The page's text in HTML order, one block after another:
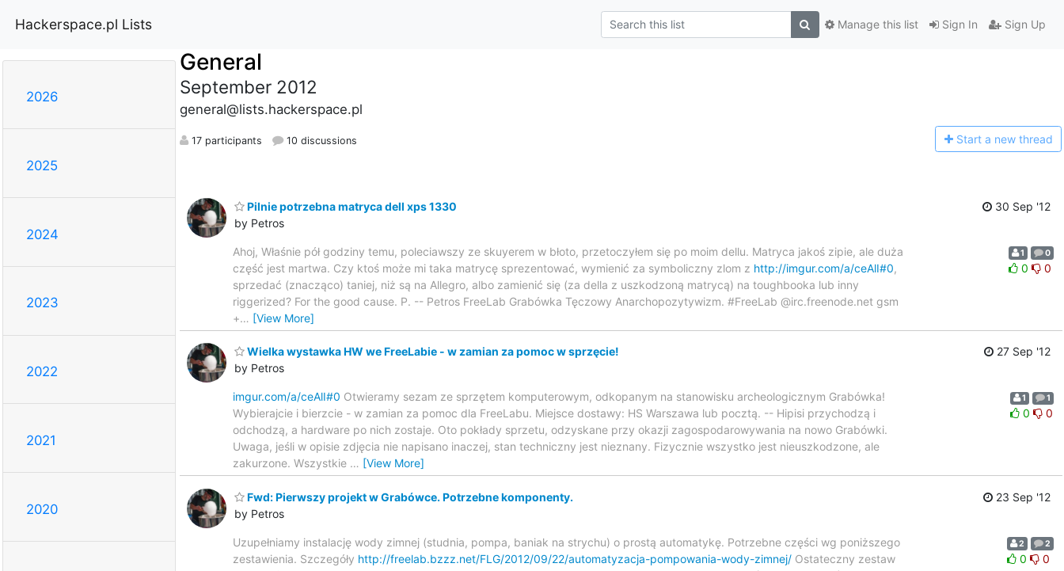
Hackerspace.pl Lists Sign In Sign Up
Manage this list
2026
2025
2024
2023
2022
2021
2020
General
September 2012
general@lists.hackerspace.pl
17 participants 10 discussions Start a new thread
Pilnie potrzebna matryca dell xps 1330
by Petros
30 Sep '12
Ahoj, Właśnie pół godziny temu, poleciawszy ze skuyerem w błoto, przetoczyłem się po moim dellu. Matryca jakoś zipie, ale duża
część jest martwa. Czy ktoś może mi taka matrycę sprezentować, wymienić za symboliczny zlom z http://imgur.com/a/ceAlI#0,
sprzedać (znacząco) taniej, niż są na Allegro, albo zamienić się (za della z uszkodzoną matrycą) na toughbooka lub inny
riggerized? For the good cause. P. -- Petros FreeLab Grabówka Tęczowy Anarchopozytywizm. #FreeLab @irc.freenode.net gsm
+… [View More]
1 0
0 0
Wielka wystawka HW we FreeLabie - w zamian za pomoc w sprzęcie!
by Petros
27 Sep '12
imgur.com/a/ceAlI#0 Otwieramy sezam ze sprzętem komputerowym, odkopanym na stanowisku archeologicznym Grabówka!
Wybierajcie i bierzcie - w zamian za pomoc dla FreeLabu. Miejsce dostawy: HS Warszawa lub pocztą. -- Hipisi przychodzą i
odchodzą, a hardware po nich zostaje. Oto pokłady sprzetu, odzyskane przy okazji zagospodarowywania na nowo Grabówki.
Uwaga, jeśli w opisie zdjęcia nie napisano inaczej, stan techniczny jest nieznany. Fizycznie wszystko jest nieuszkodzone, ale
zakurzone. Wszystkie … [View More]
1 1
0 0
Fwd: Pierwszy projekt w Grabówce. Potrzebne komponenty.
by Petros
23 Sep '12
Uzupełniamy instalację wody zimnej (studnia, pompa, baniak na strychu) o prostą automatykę. Potrzebne części wg poniższego
zestawienia. Szczegóły http://freelab.bzzz.net/FLG/2012/09/22/automatyzacja-pompowania-wody-zimnej/ Ostateczny zestaw
2 2
0 0